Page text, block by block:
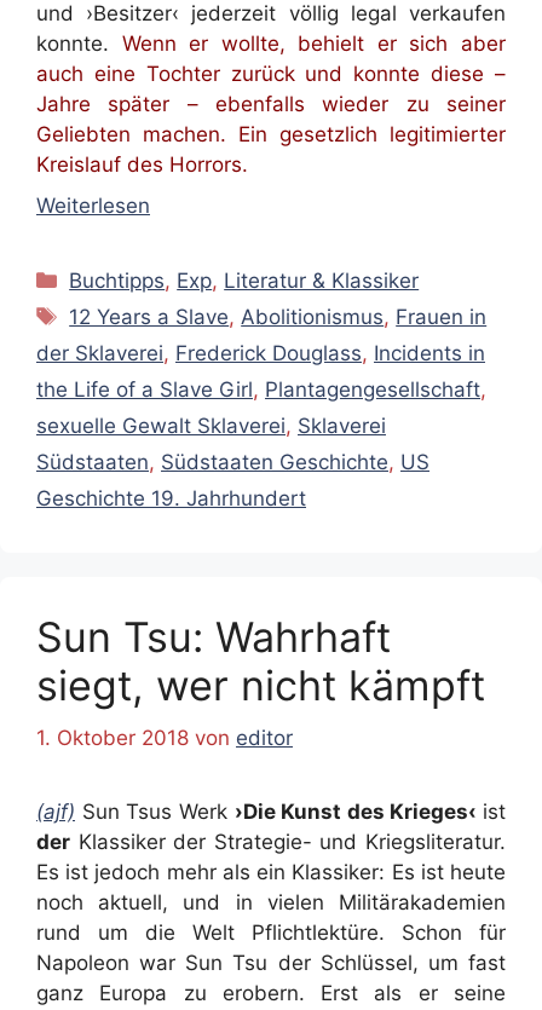
und ›Besitzer‹ jederzeit völlig legal verkaufen
konnte. Wenn er wollte, behielt er sich aber
auch eine Tochter zurück und konnte diese –
Jahre später – ebenfalls wieder zu seiner
Geliebten machen. Ein gesetzlich legitimierter
Kreislauf des Horrors.
Weiterlesen
Kategorien
Buchtipps, Exp, Literatur & Klassiker
Schlagwörter
12 Years a Slave, Abolitionismus, Frauen in
der Sklaverei, Frederick Douglass, Incidents in
the Life of a Slave Girl, Plantagengesellschaft,
sexuelle Gewalt Sklaverei, Sklaverei
Südstaaten, Südstaaten Geschichte, US
Geschichte 19. Jahrhundert
Sun Tsu: Wahrhaft
siegt, wer nicht kämpft
1. Oktober 2018 von editor
(ajf) Sun Tsus Werk ›Die Kunst des Krieges‹ ist
der Klassiker der Strategie- und Kriegsliteratur.
Es ist jedoch mehr als ein Klassiker: Es ist heute
noch aktuell, und in vielen Militärakademien
rund um die Welt Pflichtlektüre. Schon für
Napoleon war Sun Tsu der Schlüssel, um fast
ganz Europa zu erobern. Erst als er seine